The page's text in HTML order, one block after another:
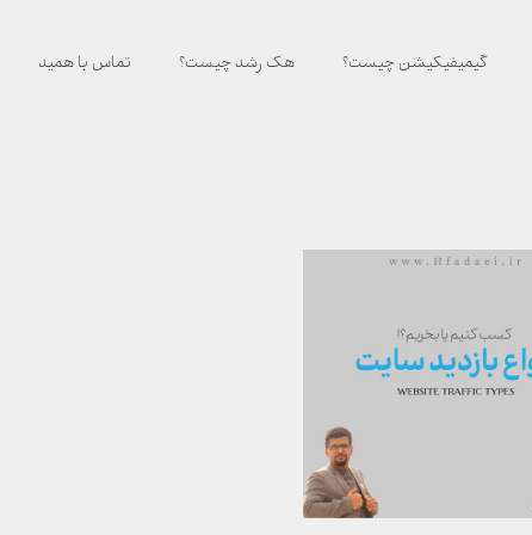
گیمیفیکیشن چیست؟ هک رشد چیست؟ تماس با همید